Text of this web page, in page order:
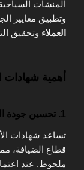
المنشآت
وتطبيق معايير
العملاء وتحقيق
أهمية
1. تحسين جودة الخدمات :
تساعد شهادات
قطاع الضيافة،
ملحوظ. عند